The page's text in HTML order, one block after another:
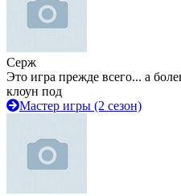
Серж
Это игра прежде всего... а
клоун под
Мастер игры (2 сезон)